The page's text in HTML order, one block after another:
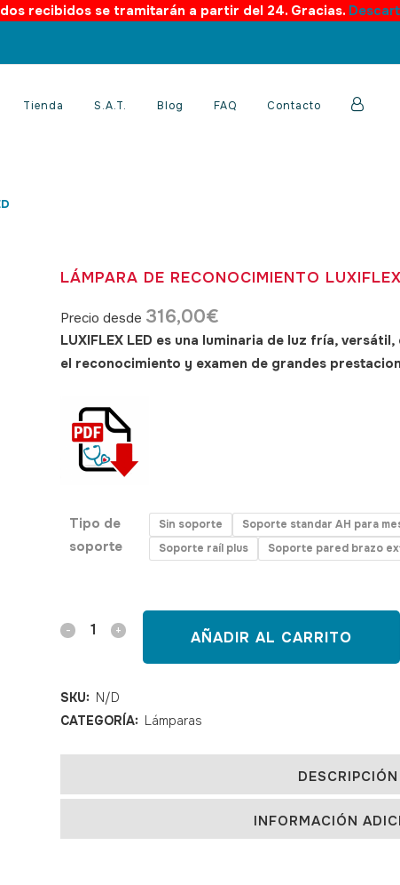
recibidos se tramitarán a partir del 24. Gracias.
Tienda S.A.T. Blog FAQ Contacto
LÁMPARA DE RECONOCIMIENTO
Precio desde 316,00€
LUXIFLEX LED es una luminaria de luz fría,
el reconocimiento y examen de grandes
Tipo de
soporte
Sin soporte Soporte standar AH para
Soporte raíl plus
Soporte pared brazo
Lámpara
reconocimiento
LUXIFLEX
quantity
AÑADIR AL CARRITO
SKU: N/D
CATEGORÍA: Lámparas
DESCRIPCIÓN
INFORMACIÓN